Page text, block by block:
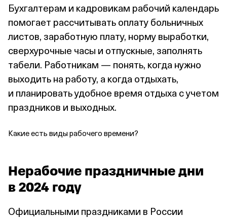
Бухгалтерам и кадровикам рабочий календарь
помогает рассчитывать оплату больничных
листов, заработную плату, норму выработки,
сверхурочные часы и отпускные, заполнять
табели. Работникам — понять, когда нужно
выходить на работу, а когда отдыхать,
и планировать удобное время отдыха с учетом
праздников и выходных.
Какие есть виды рабочего времени?
Нерабочие праздничные дни
в 2024 году
Официальными праздниками в России